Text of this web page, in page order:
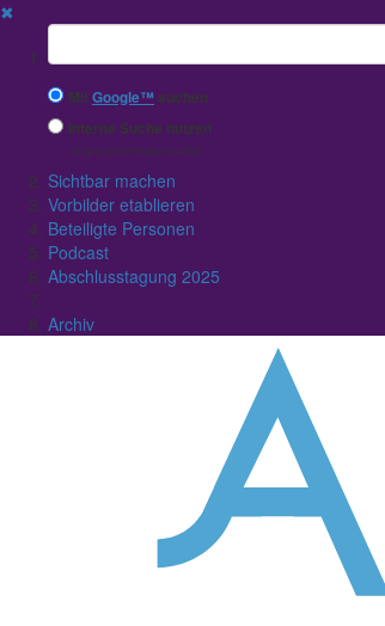
✖
Suchbegriff
MitGoogle™ suchen
Interne Suche nutzen
(eingeschränkte Ergebnisqualität)
Sichtbar machen
Vorbilder etablieren
Beteiligte Personen
Podcast
Abschlusstagung 2025
Archiv